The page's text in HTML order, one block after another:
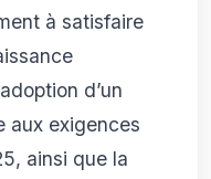
à satisfaire
d’un
aux exigences
ainsi que la